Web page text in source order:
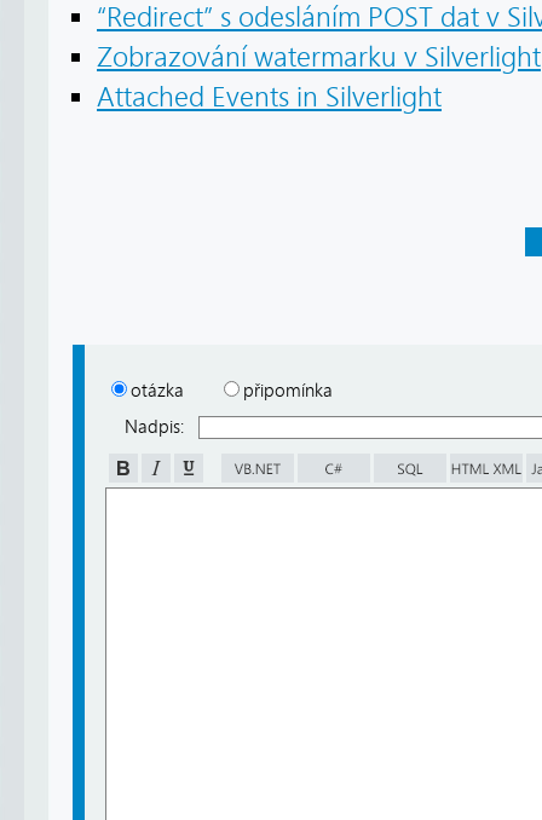
“Redirect” s odesláním POST dat v
Zobrazování watermarku v Silverlight
Attached Events in Silverlight
otázka
připomínka
Nadpis: